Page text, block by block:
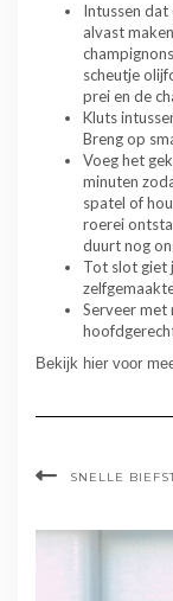
Intussen
alvast
scheutje
prei en de
Kluts
Breng op
Voeg het
minuten
spatel of
roerei
duurt nog
Tot slot giet
Serveer met
Bekijk hier voor
SNELLE